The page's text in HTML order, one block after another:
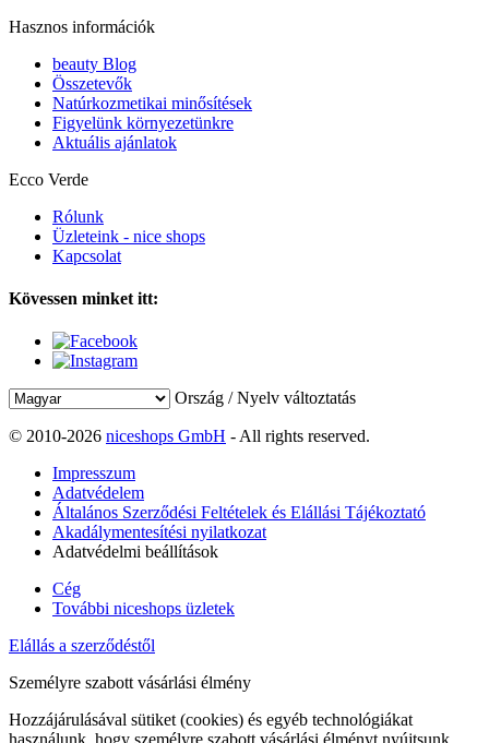
Hasznos információk
beauty Blog
Összetevők
Natúrkozmetikai minősítések
Figyelünk környezetünkre
Aktuális ajánlatok
Ecco Verde
Rólunk
Üzleteink - nice shops
Kapcsolat
Kövessen minket itt:
Ország / Nyelv változtatás
© 2010-2026 niceshops GmbH - All rights reserved.
Impresszum
Adatvédelem
Általános Szerződési Feltételek és Elállási Tájékoztató
Akadálymentesítési nyilatkozat
Adatvédelmi beállítások
Cég
További niceshops üzletek
Elállás a szerződéstől
Személyre szabott vásárlási élmény
Hozzájárulásával sütiket (cookies) és egyéb technológiákat
használunk, hogy személyre szabott vásárlási élményt nyújtsunk